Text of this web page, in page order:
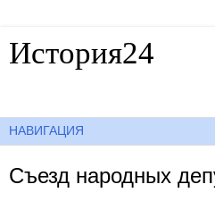
История24
Съезд народных